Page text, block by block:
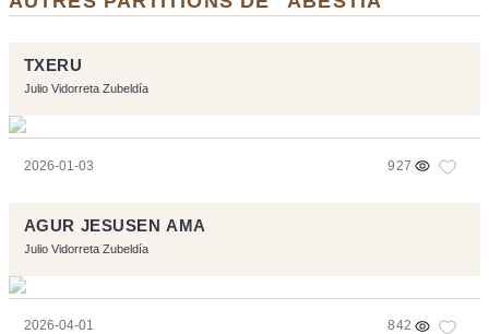
TXERU
Julio Vidorreta Zubeldía
2026-01-03 927
AGUR JESUSEN AMA
Julio Vidorreta Zubeldía
2026-04-01 842